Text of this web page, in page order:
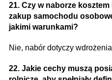
21. Czy w naborze
zakup samochodu
jakimi warunkami?
Nie, nabór dotyczy
22. Jakie cechy muszą